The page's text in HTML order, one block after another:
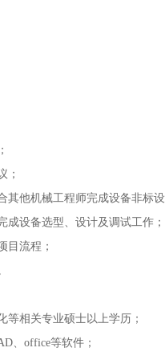
；
其他机械工程师完成设备非标设
成设备选型、设计及调试工作；
目流程；
等相关专业硕士以上学历；
、office等软件；